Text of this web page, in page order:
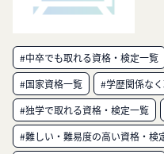
#中卒でも取れる資格・検定一覧
#国家資格一覧
#学歴関係な
#独学で取れる資格・検定一覧
#難しい・難易度の高い資格・検